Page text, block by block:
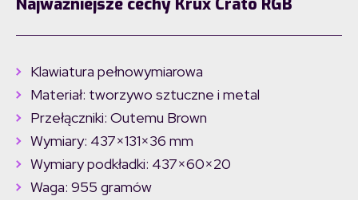
Klawiatura pełnowymiarowa
Materiał: tworzywo sztuczne i metal
Przełączniki: Outemu Brown
Wymiary: 437×131×36 mm
Wymiary podkładki: 437×60×20
Waga: 955 gramów